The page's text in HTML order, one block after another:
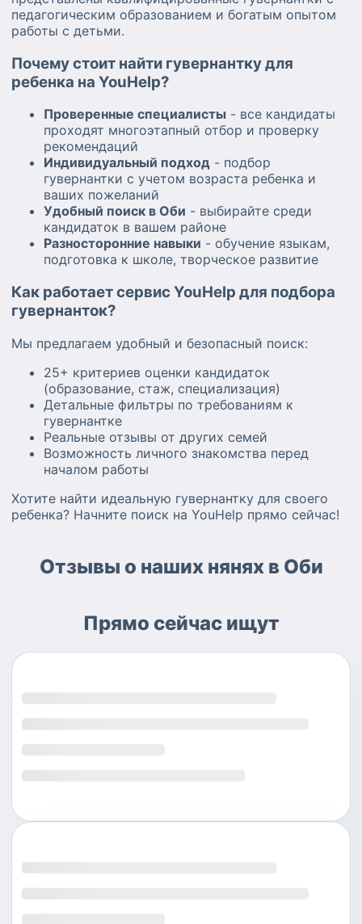
педагогическим образованием и богатым опытом
работы с детьми.
Почему стоит найти гувернантку для
ребенка на YouHelp?
Проверенные специалисты - все кандидаты
проходят многоэтапный отбор и проверку
рекомендаций
Индивидуальный подход - подбор
гувернантки с учетом возраста ребенка и
ваших пожеланий
Удобный поиск в Оби - выбирайте среди
кандидаток в вашем районе
Разносторонние навыки - обучение языкам,
подготовка к школе, творческое развитие
Как работает сервис YouHelp для подбора
гувернанток?
Мы предлагаем удобный и безопасный поиск:
25+ критериев оценки кандидаток
(образование, стаж, специализация)
Детальные фильтры по требованиям к
гувернантке
Реальные отзывы от других семей
Возможность личного знакомства перед
началом работы
Хотите найти идеальную гувернантку для своего
ребенка? Начните поиск на YouHelp прямо сейчас!
Отзывы о наших нянях в Оби
Прямо сейчас ищут